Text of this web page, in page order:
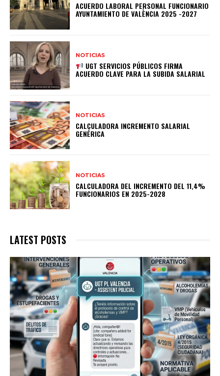
ACUERDO LABORAL PERSONAL FUNCIONARIO
AYUNTAMIENTO DE VALÈNCIA 2025 -2027
NOTICIAS
UGT SERVICIOS PÚBLICOS FIRMA
ACUERDO CLAVE PARA LA SUBIDA SALARIAL
NOTICIAS
CALCULADORA INCREMENTO SALARIAL
GENÉRICA
NOTICIAS
CALCULADORA DEL INCREMENTO DEL 11,4%
FUNCIONARIOS EN 2025-2028
LATEST POSTS